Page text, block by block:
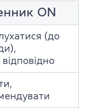
ON
(до
відповідно